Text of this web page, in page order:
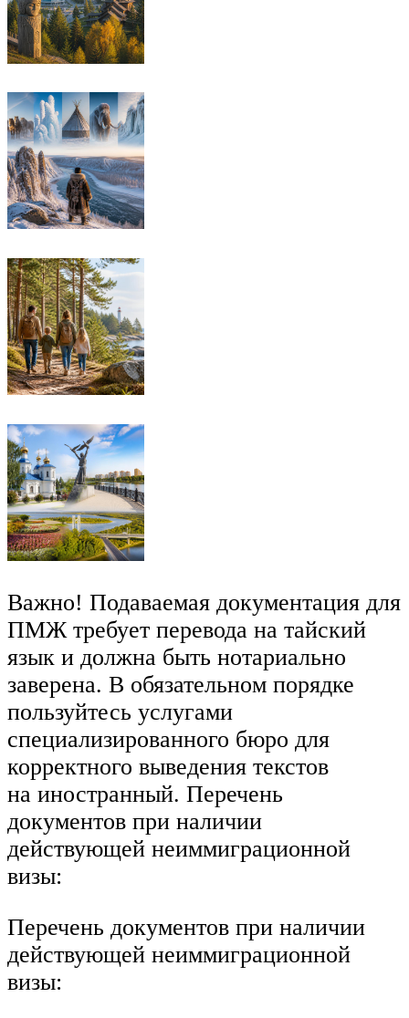
Важно! Подаваемая документация для
ПМЖ требует перевода на тайский
язык и должна быть нотариально
заверена. В обязательном порядке
пользуйтесь услугами
специализированного бюро для
корректного выведения текстов
на иностранный. Перечень
документов при наличии
действующей неиммиграционной
визы:
Перечень документов при наличии
действующей неиммиграционной
визы: